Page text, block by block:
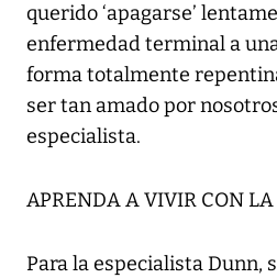
querido ‘apagarse’
enfermedad terminal a
forma totalmente
ser tan amado por
especialista.
APRENDA A VIVIR CON
Para la especialista Dunn,